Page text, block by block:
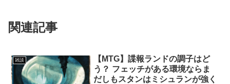
関連記事
雑談
【MTG】諜報ランドの調子はど
う？ フェッチがある環境ならま
だしもスタンはミシュランが強く